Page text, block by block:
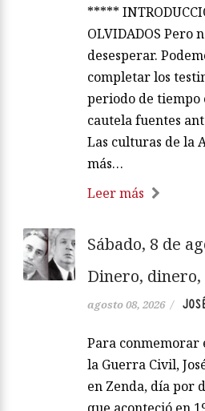
*****
OLVIDADOS Pero
desesperar.
completar los
periodo de tiempo
cautela fuentes
Las culturas de la
más…
Leer más
Sábado, 8 de
Dinero,
agosto 08, 2026 /
Para conmemorar
la Guerra Civil,
en Zenda, día por